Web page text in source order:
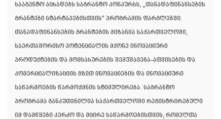
სააგენტო აცხადებს საგრანტო კონკურსს, „თანადაფინანსების
გრანტები სტარტაპებისთვის“ პროგრამის ფარგლებში.
თანადაფინანსების გრანტების მიზანია საქართველოში,
საერთაშორისო პოტენციალის მქონე ინოვაციური
პროდუქტების და მომსახურების შემუშავება-ათვისების და
კომერციალიზაციის გზით ინოვაციების და ინოვაციური
საწარმოების წარმოქმნის სტიმულირება. საგრანტო
პროგრამა განკუთვნილია საქართველოში რეგისტრირებული
იმ დამწყები კერძო და მცირე საწარმოებისთვის, რომელთა